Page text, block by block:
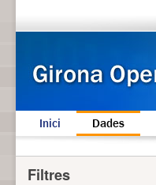
Inici Dades
Filtres